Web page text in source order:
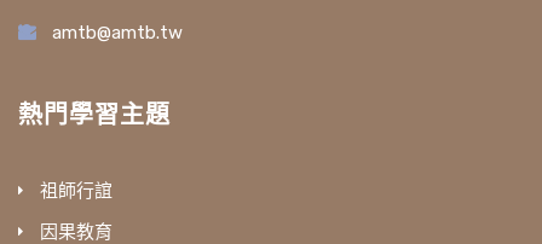
amtb@amtb.tw
熱門學習主題
祖師行誼
因果教育